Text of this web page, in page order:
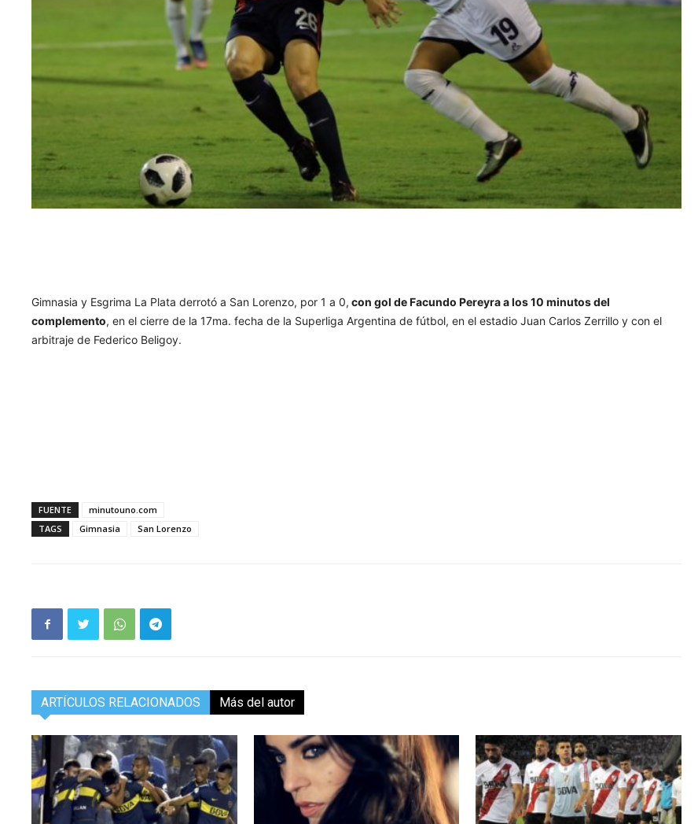
Gimnasia y Esgrima La Plata derrotó a San Lorenzo, por 1 a 0, con gol de Facundo Pereyra a los 10 minutos del
complemento, en el cierre de la 17ma. fecha de la Superliga Argentina de fútbol, en el estadio Juan Carlos Zerrillo y con el
arbitraje de Federico Beligoy.
FUENTE
minutouno.com
TAGS
Gimnasia San Lorenzo
ARTÍCULOS RELACIONADOS Más del autor